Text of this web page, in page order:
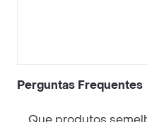
Perguntas Frequentes